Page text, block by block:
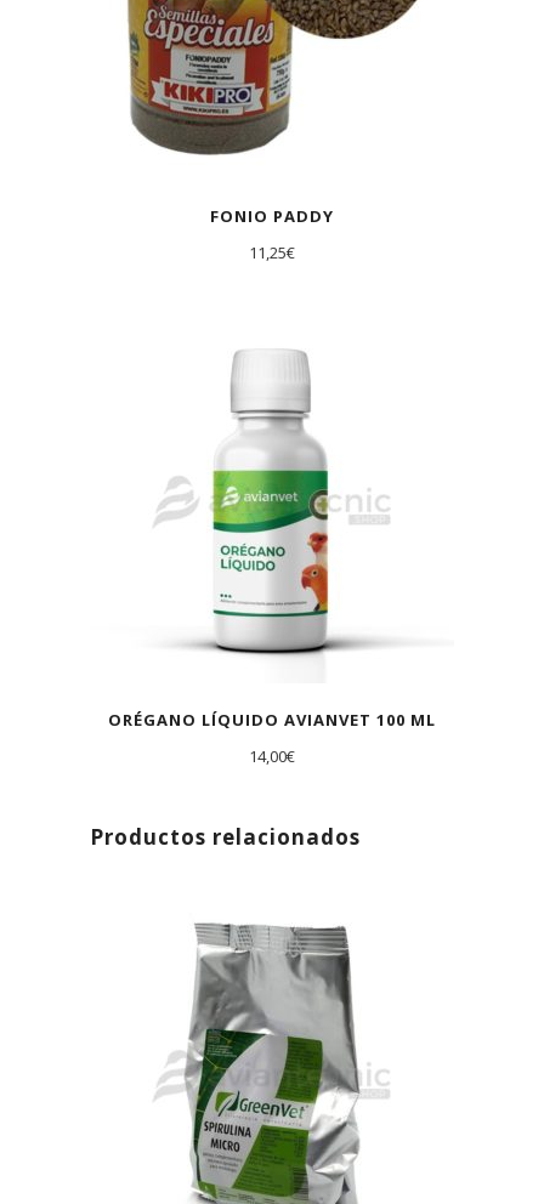
FONIO PADDY
11,25€
ORÉGANO LÍQUIDO AVIANVET 100 ML
14,00€
Productos relacionados